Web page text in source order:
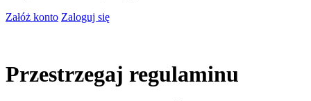
Załóż konto Zaloguj się
Przestrzegaj regulaminu